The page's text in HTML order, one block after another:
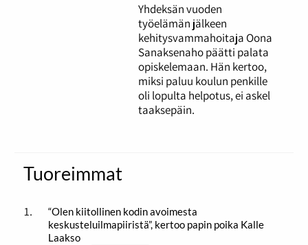
Yhdeksän vuoden
työelämän jälkeen
kehitysvammahoitaja Oona
Sanaksenaho päätti palata
opiskelemaan. Hän kertoo,
miksi paluu koulun penkille
oli lopulta helpotus, ei askel
taaksepäin.
Tuoreimmat
“Olen kiitollinen kodin avoimesta
keskusteluilmapiiristä”, kertoo papin poika Kalle
Laakso